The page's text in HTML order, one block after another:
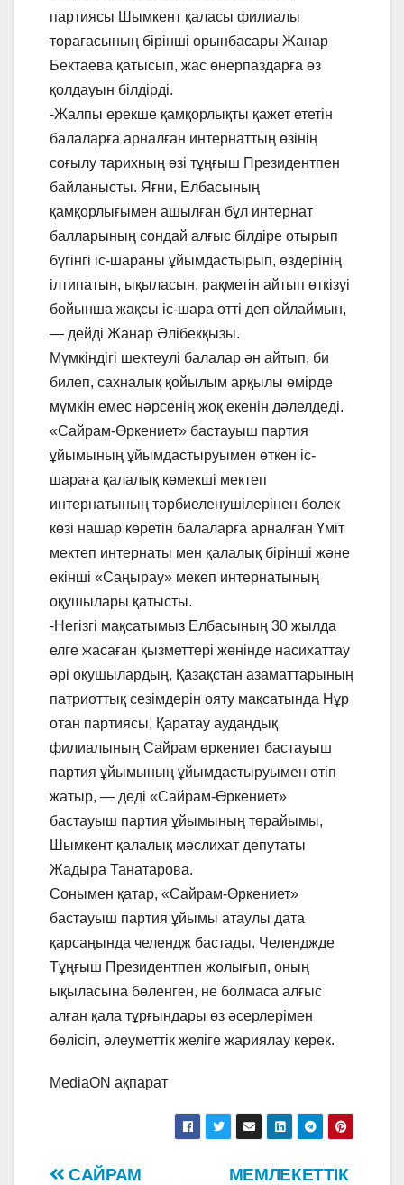
партиясы Шымкент қаласы филиалы
төрағасының бірінші орынбасары Жанар
Бектаева қатысып, жас өнерпаздарға өз
қолдауын білдірді.
-Жалпы ерекше қамқорлықты қажет ететін
балаларға арналған интернаттың өзінің
соғылу тарихның өзі тұңғыш Президентпен
байланысты. Яғни, Елбасының
қамқорлығымен ашылған бұл интернат
балларының сондай алғыс білдіре отырып
бүгінгі іс-шараны ұйымдастырып, өздерінің
ілтипатын, ықыласын, рақметін айтып өткізуі
бойынша жақсы іс-шара өтті деп ойлаймын,
— дейді Жанар Әлібекқызы.
Мүмкіндігі шектеулі балалар ән айтып, би
билеп, сахналық қойылым арқылы өмірде
мүмкін емес нәрсенің жоқ екенін дәлелдеді.
«Сайрам-Өркениет» бастауыш партия
ұйымының ұйымдастыруымен өткен іс-
шараға қалалық көмекші мектеп
интернатының тәрбиеленушілерінен бөлек
көзі нашар көретін балаларға арналған Үміт
мектеп интернаты мен қалалық бірінші және
екінші «Саңырау» мекеп интернатының
оқушылары қатысты.
-Негізгі мақсатымыз Елбасының 30 жылда
елге жасаған қызметтері жөнінде насихаттау
әрі оқушылардың, Қазақстан азаматтарының
патриоттық сезімдерін ояту мақсатында Нұр
отан партиясы, Қаратау аудандық
филиалының Сайрам өркениет бастауыш
партия ұйымының ұйымдастыруымен өтіп
жатыр, — деді «Сайрам-Өркениет»
бастауыш партия ұйымының төрайымы,
Шымкент қалалық мәслихат депутаты
Жадыра Танатарова.
Сонымен қатар, «Сайрам-Өркениет»
бастауыш партия ұйымы атаулы дата
қарсаңында челендж бастады. Челенджде
Тұңғыш Президентпен жолығып, оның
ықыласына бөленген, не болмаса алғыс
алған қала тұрғындары өз әсерлерімен
бөлісіп, әлеуметтік желіге жариялау керек.
MediaON ақпарат
МЕМЛЕКЕТТІК
САЙРАМ